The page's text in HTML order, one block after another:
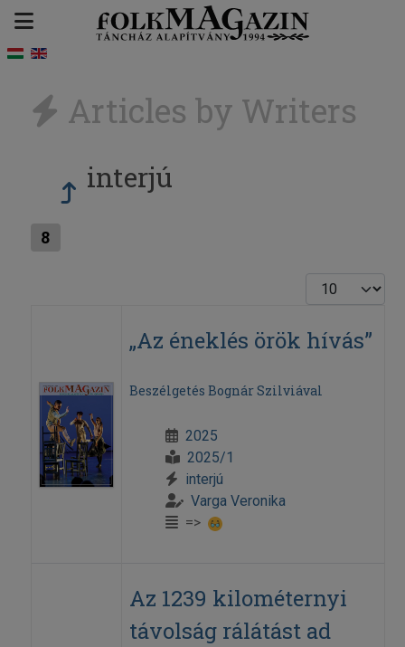
Articles by Writers
interjú
8
Display #
„Az éneklés örök hívás”
Beszélgetés Bognár Szilviával
2025
2025/1
interjú
Varga Veronika
=>
Az 1239 kilométernyi
távolság rálátást ad